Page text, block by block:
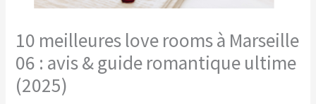
10 meilleures love rooms à Marseille
06 : avis & guide romantique ultime
(2025)